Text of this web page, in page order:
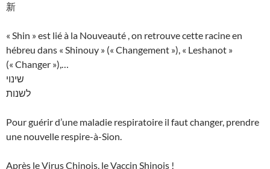
新
« Shin » est lié à la Nouveauté , on retrouve cette racine en
hébreu dans « Shinouy » (« Changement »), « Leshanot »
(« Changer »),…
שינוי
לשנות
Pour guérir d’une maladie respiratoire il faut changer, prendre
une nouvelle respire-à-Sion.
Après le Virus Chinois, le Vaccin Shinois !